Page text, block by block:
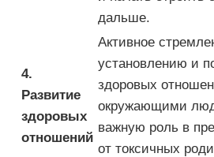
дальше.
4.
Развитие
здоровых
отношений
Активное
установлению и
здоровых
окружающими
важную роль в
от токсичных